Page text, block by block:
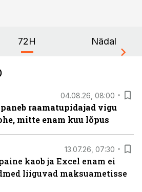
72H Nädal
04.08.26, 08:00
paneb raamatupidajad vigu
mitte enam kuu lõpus
13.07.26, 07:30
kaob ja Excel enam ei
liiguvad maksuametisse